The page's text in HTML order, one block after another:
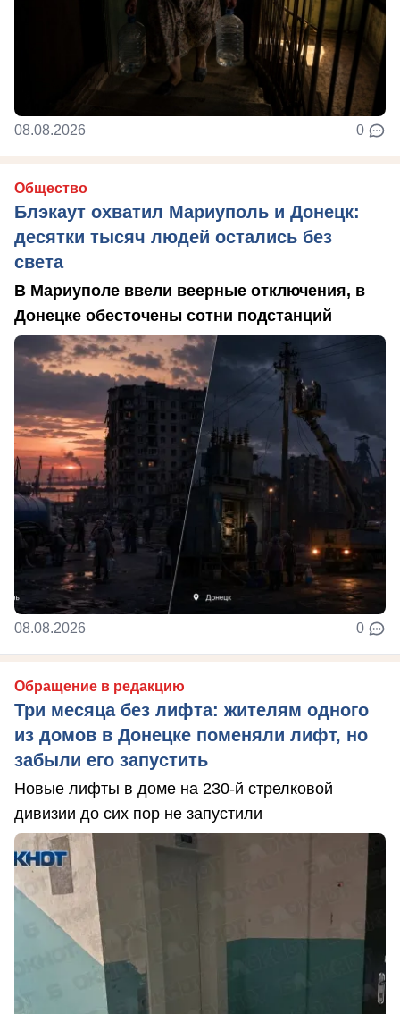
08.08.2026 0
Общество
Блэкаут охватил Мариуполь и Донецк:
десятки тысяч людей остались без
света
В Мариуполе ввели веерные отключения, в
Донецке обесточены сотни подстанций
08.08.2026 0
Обращение в редакцию
Три месяца без лифта: жителям одного
из домов в Донецке поменяли лифт, но
забыли его запустить
Новые лифты в доме на 230-й стрелковой
дивизии до сих пор не запустили